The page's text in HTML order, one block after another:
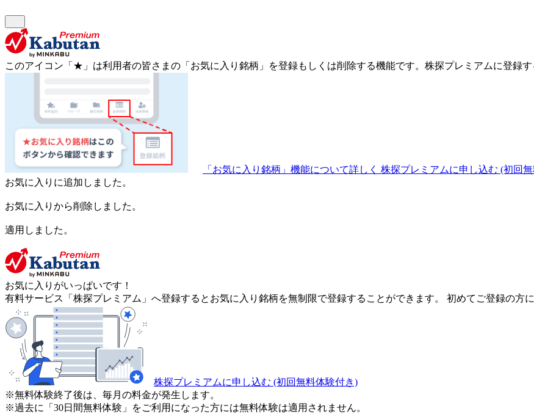
このアイコン 「★」 は利用者の皆さまの 「お気に入り銘柄」を登録もしくは削除する機能です。 株探プレミアムに登録
「お気に入り銘柄」機能について詳しく 株探プレミアムに申し込む (初回
お気に入りに追加しました。
お気に入りから削除しました。
適用しました。
お気に入りがいっぱいです！
有料サービス「株探プレミアム」へ登録するとお気に入り銘柄を無制限で登録することができます。 初めてご登録の方
株探プレミアムに申し込む (初回無料体験付き)
※無料体験終了後は、毎月の料金が発生します。
※過去に「30日間無料体験」をご利用になった方には無料体験は適用されません。